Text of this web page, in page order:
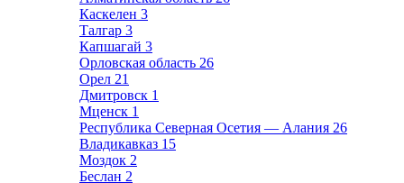
Каскелен 3
Талгар 3
Капшагай 3
Орловская область 26
Орел 21
Дмитровск 1
Мценск 1
Республика Северная Осетия — Алания 26
Владикавказ 15
Моздок 2
Беслан 2